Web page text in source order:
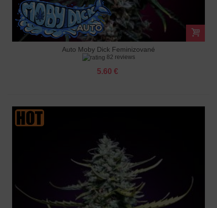
Auto Moby Dick Feminizované
82 reviews
5.60 €